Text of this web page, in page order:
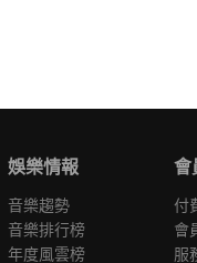
娛樂情報
音樂趨勢
音樂排行榜
年度風雲榜
會
付
會
服